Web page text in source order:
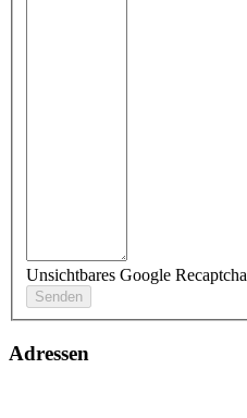
Unsichtbares Google Recaptcha
Adressen